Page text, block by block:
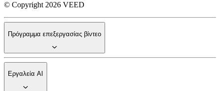
© Copyright 2026 VEED
Πρόγραμμα επεξεργασίας βίντεο
Εργαλεία AI